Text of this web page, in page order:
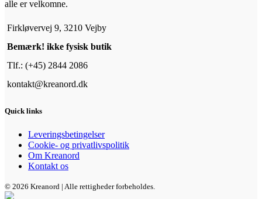
alle er velkomne.
Firkløvervej 9, 3210 Vejby
Bemærk! ikke fysisk butik
Tlf.: (+45) 2844 2086
kontakt@kreanord.dk
Quick links
Leveringsbetingelser
Cookie- og privatlivspolitik
Om Kreanord
Kontakt os
© 2026 Kreanord | Alle rettigheder forbeholdes.